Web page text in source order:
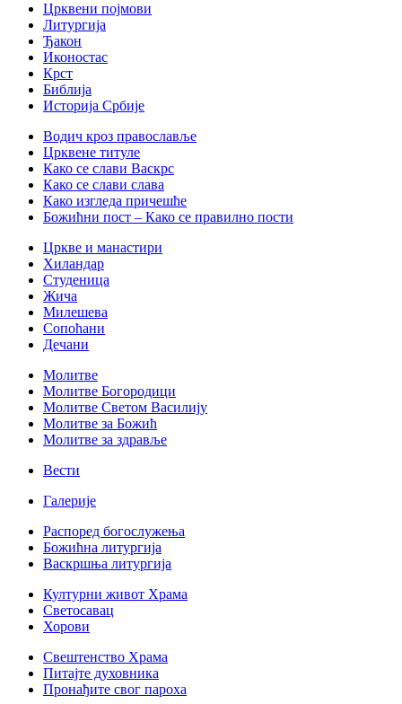
Црквени појмови
Литургија
Ђакон
Иконостас
Крст
Библија
Историја Србије
Водич кроз православље
Црквене титуле
Како се слави Васкрс
Како се слави слава
Како изгледа причешће
Божићни пост – Како се правилно пости
Цркве и манастири
Хиландар
Студеница
Жича
Милешева
Сопоћани
Дечани
Молитве
Молитве Богородици
Молитве Светом Василију
Молитве за Божић
Молитве за здравље
Вести
Галерије
Распоред богослужења
Божићна литургија
Васкршња литургија
Културни живот Храма
Светосавац
Хорови
Свештенство Храма
Питајте духовника
Пронађите свог пароха